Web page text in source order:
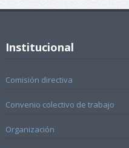
Institucional
Comisión directiva
Convenio colectivo de trabajo
Organización